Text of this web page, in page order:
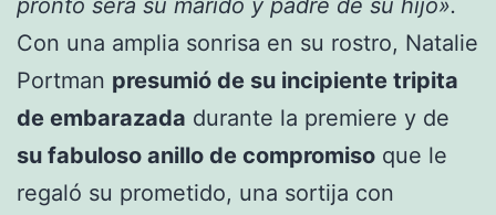
Con una amplia sonrisa en su rostro, Natalie
Portman presumió de su incipiente tripita
de embarazada durante la premiere y de
su fabuloso anillo de compromiso que le
regaló su prometido, una sortija con